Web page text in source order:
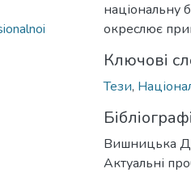
національну
окреслює
Ключові
Тези,
Вишницька Д.
Актуальні